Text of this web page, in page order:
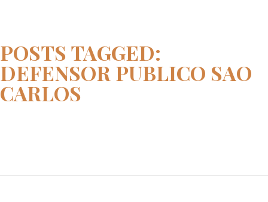
POSTS TAGGED:
DEFENSOR PUBLICO SAO
CARLOS